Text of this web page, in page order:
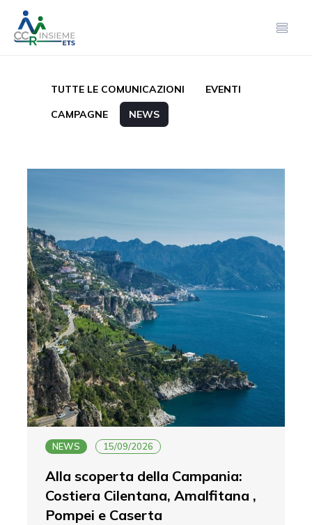
TUTTE LE COMUNICAZIONI EVENTI
CAMPAGNE NEWS
NEWS 15/09/2026
Alla scoperta della Campania:
Costiera Cilentana, Amalfitana ,
Pompei e Caserta